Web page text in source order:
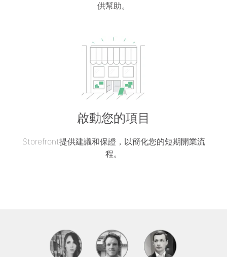
供幫助。
啟動您的項目
Storefront提供建議和保證，以簡化您的短期開業流
程。